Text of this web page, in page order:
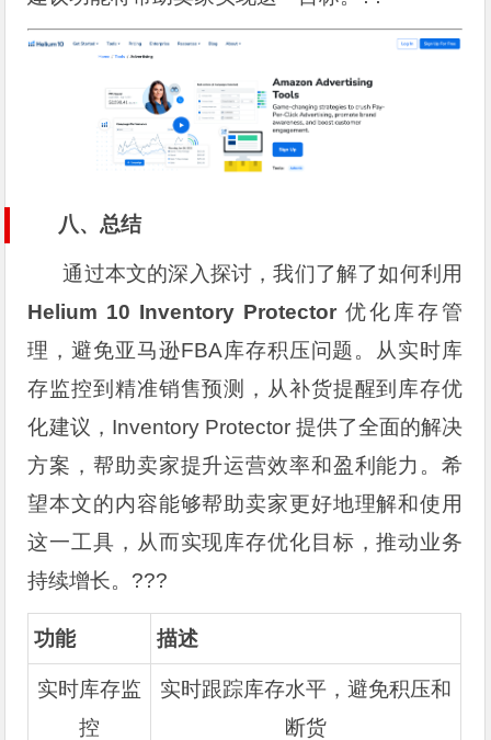
八、总结
通过本文的深入探讨，我们了解了如何利用
Helium 10 Inventory Protector 优化库存管
理，避免亚马逊FBA库存积压问题。从实时库
存监控到精准销售预测，从补货提醒到库存优
化建议，Inventory Protector 提供了全面的解决
方案，帮助卖家提升运营效率和盈利能力。希
望本文的内容能够帮助卖家更好地理解和使用
这一工具，从而实现库存优化目标，推动业务
持续增长。???
功能 描述
实时库存监
控
实时跟踪库存水平，避免积压和
断货